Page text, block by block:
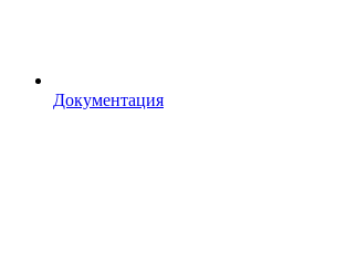
Документация